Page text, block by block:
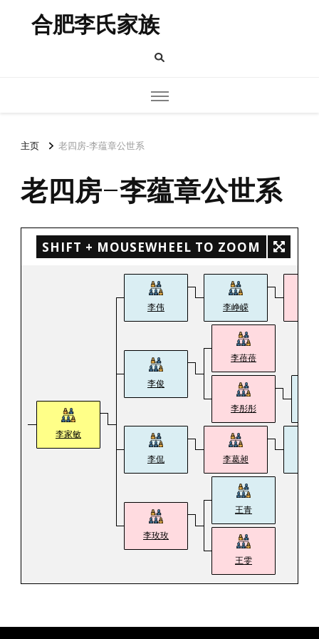
合肥李氏家族
主页 老四房-李蕴章公世系
老四房-李蕴章公世系
SHIFT + MOUSEWHEEL TO ZOOM
李家敏
李伟 李峥嵘
李俊
李蓓蓓
李彤彤
李侃 李葛昶
李玫玫
王青
王雯